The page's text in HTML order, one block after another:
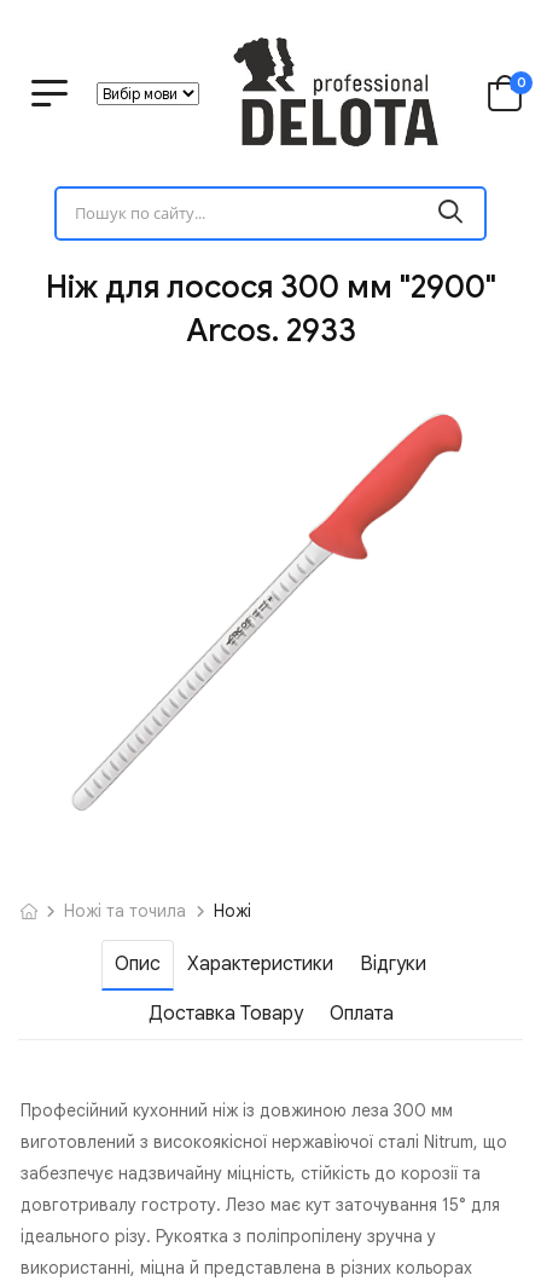
0
Ніж для лосося 300 мм "2900"
Arcos. 2933
Ножі та точила Ножі
Опис Характеристики Відгуки
Доставка Товару Оплата
Професійний кухонний ніж із довжиною леза 300 мм
виготовлений з високоякісної нержавіючої сталі Nitrum, що
забезпечує надзвичайну міцність, стійкість до корозії та
довготривалу гостроту. Лезо має кут заточування 15° для
ідеального різу. Рукоятка з поліпропілену зручна у
використанні, міцна й представлена в різних кольорах